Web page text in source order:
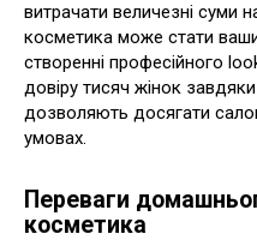
витрачати величезні суми
косметика може стати
створенні професійного
довіру тисяч жінок
дозволяють досягати
умовах.
Переваги
косметика